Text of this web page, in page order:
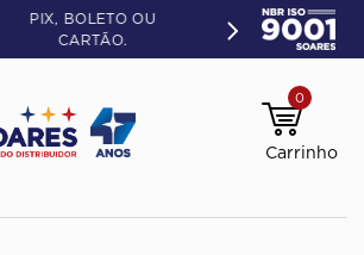
PIX, BOLETO OU
CARTÃO.
0